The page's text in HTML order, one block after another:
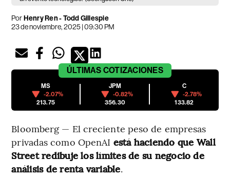
PorHenry Ren - Todd Gillespie
23 de noviembre, 2025 | 09:30 PM
ÚLTIMAS COTIZACIONES
MS
-2.07%
213.75
JPM
-0.82%
356.30
C
-2.78%
133.82
Bloomberg — El creciente peso de empresas
privadas como OpenAI está haciendo que Wall
Street redibuje los límites de su negocio de
análisis de renta variable.